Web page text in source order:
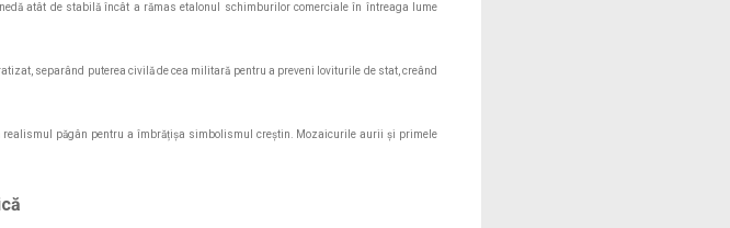
atât de stabilă încât a rămas etalonul schimburilor comerciale în întreaga lume
separând puterea civilă de cea militară pentru a preveni loviturile de stat, creând
realismul păgân pentru a îmbrățișa simbolismul creștin. Mozaicurile aurii și primele